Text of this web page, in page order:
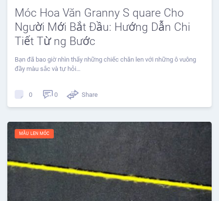
Móc Hoa Văn Granny S quare Cho
Người Mới Bắt Đầu: Hướng Dẫn Chi
Tiết Từ ng Bước
Bạn đã bao giờ nhìn thấy những chiếc chăn len với những ô vuông
đầy màu sắc và tự hỏi…
0 0 Share
MẪU LEN MÓC